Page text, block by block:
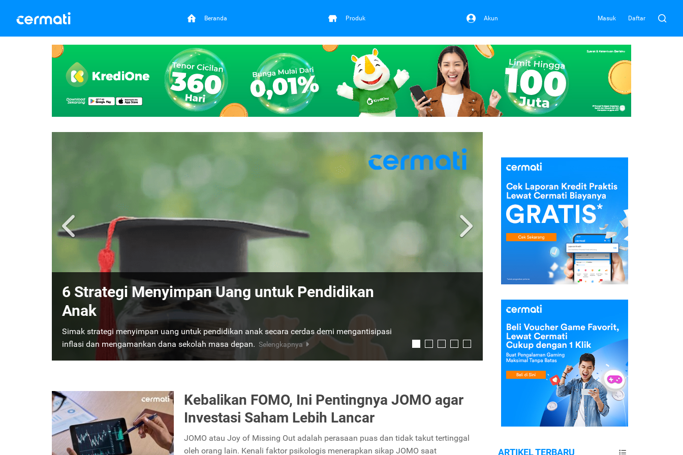
Beranda Produk Akun Masuk Daftar
Instrumen Investasi yang Menguntungkan Saat
Suku Bunga Turun, Ada Apa Saja?
Saat suku bunga turun, kamu tidak perlu takut. Berikut ini adalah instrumen investasi yang
cocok kamu pilih saat suku bunga turun!Selengkapnya
Previous Next
Kebalikan FOMO, Ini Pentingnya JOMO agar
Investasi Saham Lebih Lancar
JOMO atau Joy of Missing Out adalah perasaan puas dan tidak takut tertinggal
oleh orang lain. Kenali faktor psikologis menerapkan sikap JOMO saat
ARTIKEL TERBARU